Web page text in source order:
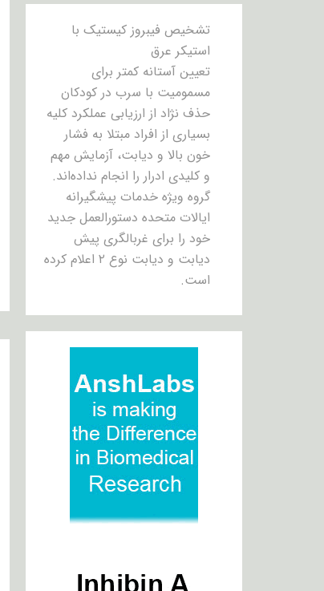
تشخیص فیبروز کیستیک با
استیکر عرق
تعیین آستانه کمتر برای
مسمومیت با سرب در کودکان
حذف نژاد از ارزیابی عملکرد کلیه
بسیاری از افراد مبتلا به فشار
خون بالا و دیابت، آزمایش مهم
و کلیدی ادرار را انجام نداده‌اند.
گروه ویژه خدمات پیشگیرانه
ایالات متحده دستورالعمل جدید
خود را برای غربالگری پیش
دیابت و دیابت نوع ۲ اعلام کرده
است.